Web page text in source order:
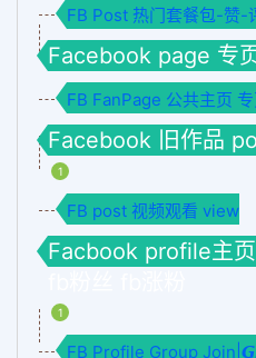
FB Post 热门套餐包-赞-
Facebook page 专
FB FanPage 公共主页
Facebook 旧作品
1
FB post 视频观看 view
Facbook profile主
1
FB Profile Group